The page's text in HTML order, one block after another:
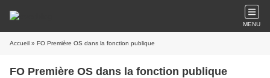
MENU
Accueil » FO Première OS dans la fonction publique
FO Première OS dans la fonction publique